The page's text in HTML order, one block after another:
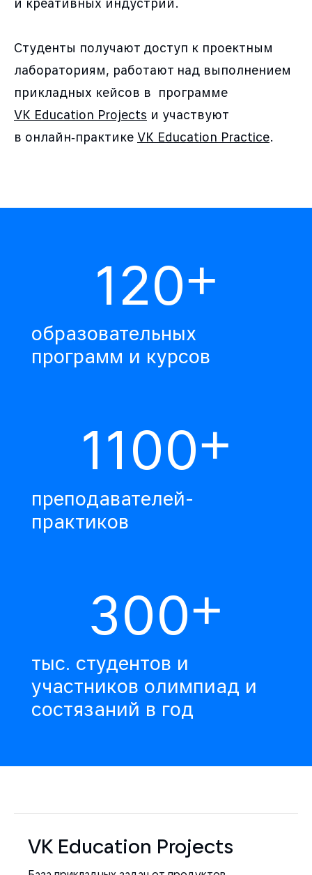
и креативных индустрий.
Студенты получают доступ к проектным
лабораториям, работают над выполнением
прикладных кейсов в программе
VK Education Projects и участвуют
в онлайн‑практике VK Education Practice.
120+
образовательных
программ и курсов
1100+
преподавателей-
практиков
300+
тыс. студентов и
участников олимпиад и
состязаний в год
VK Education Projects